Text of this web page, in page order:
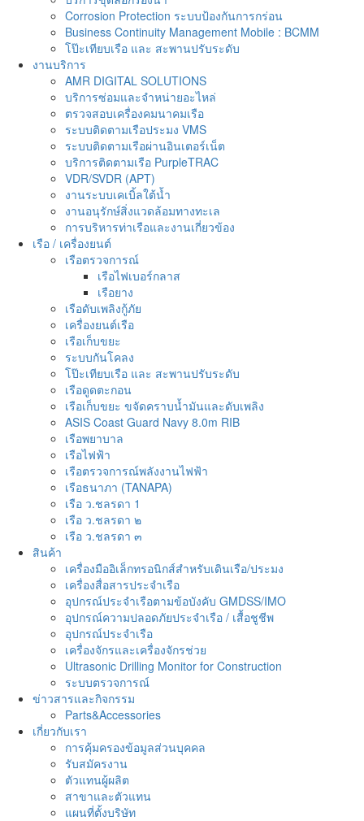
Corrosion Protection ระบบป้องกันการกร่อน
Business Continuity Management Mobile : BCMM
โป๊ะเทียบเรือ และ สะพานปรับระดับ
งานบริการ
AMR DIGITAL SOLUTIONS
บริการซ่อมและจำหน่ายอะไหล่
ตรวจสอบเครื่องคมนาคมเรือ
ระบบติดตามเรือประมง VMS
ระบบติดตามเรือผ่านอินเตอร์เน็ต
บริการติดตามเรือ PurpleTRAC
VDR/SVDR (APT)
งานระบบเคเบิ้ลใต้น้ำ
งานอนุรักษ์สิ่งแวดล้อมทางทะเล
การบริหารท่าเรือและงานเกี่ยวข้อง
เรือ / เครื่องยนต์
เรือตรวจการณ์
เรือไฟเบอร์กลาส
เรือยาง
เรือดับเพลิงกู้ภัย
เครื่องยนต์เรือ
เรือเก็บขยะ
ระบบกันโคลง
โป๊ะเทียบเรือ และ สะพานปรับระดับ
เรือดูดตะกอน
เรือเก็บขยะ ขจัดคราบน้ำมันและดับเพลิง
ASIS Coast Guard Navy 8.0m RIB
เรือพยาบาล
เรือไฟฟ้า
เรือตรวจการณ์พลังงานไฟฟ้า
เรือธนาภา (TANAPA)
เรือ ว.ชลรดา 1
เรือ ว.ชลรดา ๒
เรือ ว.ชลรดา ๓
สินค้า
เครื่องมืออิเล็กทรอนิกส์สำหรับเดินเรือ/ประมง
เครื่องสื่อสารประจำเรือ
อุปกรณ์ประจำเรือตามข้อบังคับ GMDSS/IMO
อุปกรณ์ความปลอดภัยประจำเรือ / เสื้อชูชีพ
อุปกรณ์ประจำเรือ
เครื่องจักรและเครื่องจักรช่วย
Ultrasonic Drilling Monitor for Construction
ระบบตรวจการณ์
ข่าวสารและกิจกรรม
Parts&Accessories
เกี่ยวกับเรา
การคุ้มครองข้อมูลส่วนบุคคล
รับสมัครงาน
ตัวแทนผู้ผลิต
สาขาและตัวแทน
แผนที่ตั้งบริษัท